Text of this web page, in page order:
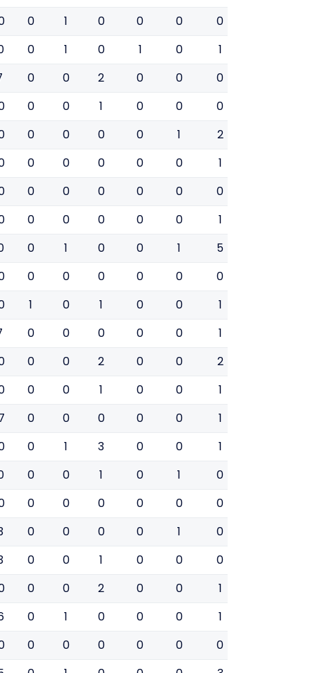
0 1 0 0 0 0
0 1 0 1 0 1
0 0 2 0 0 0
0 0 1 0 0 0
0 0 0 0 1 2
0 0 0 0 0 1
0 0 0 0 0 0
0 0 0 0 0 1
0 1 0 0 1 5
0 0 0 0 0 0
1 0 1 0 0 1
0 0 0 0 0 1
0 0 2 0 0 2
0 0 1 0 0 1
0 0 0 0 0 1
0 1 3 0 0 1
0 0 1 0 1 0
0 0 0 0 0 0
0 0 0 0 1 0
0 0 1 0 0 0
0 0 2 0 0 1
0 1 0 0 0 1
0 0 0 0 0 0